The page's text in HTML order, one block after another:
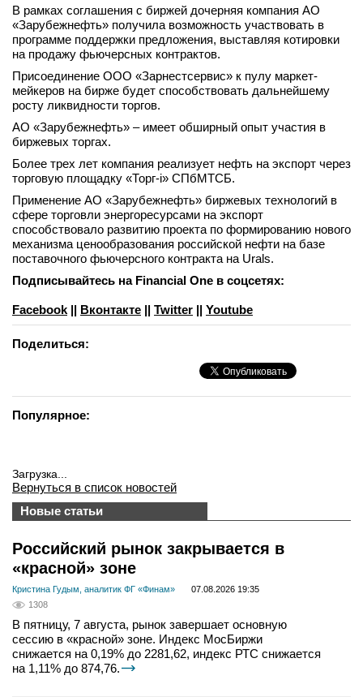
вконтакте
телеграм
Стать автором
Вход
В рамках соглашения с биржей дочерняя компания АО
«Зарубежнефть» получила возможность участвовать в
программе поддержки предложения, выставляя котировки
на продажу фьючерсных контрактов.
Присоединение ООО «Зарнестсервис» к пулу маркет-
мейкеров на бирже будет способствовать дальнейшему
росту ликвидности торгов.
АО «Зарубежнефть» – имеет обширный опыт участия в
биржевых торгах.
Более трех лет компания реализует нефть на экспорт через
торговую площадку «Торг-i» СПбМТСБ.
Применение АО «Зарубежнефть» биржевых технологий в
сфере торговли энергоресурсами на экспорт
способствовало развитию проекта по формированию нового
механизма ценообразования российской нефти на базе
поставочного фьючерсного контракта на Urals.
Подписывайтесь на Financial One в соцсетях:
Facebook || Вконтакте || Twitter || Youtube
Поделиться:
Популярное:
Загрузка...
Вернуться в список новостей
Новые статьи
Российский рынок закрывается в
«красной» зоне
Кристина Гудым, аналитик ФГ «Финам»
07.08.2026 19:35
1308
В пятницу, 7 августа, рынок завершает основную
сессию в «красной» зоне. Индекс МосБиржи
снижается на 0,19% до 2281,62, индекс РТС снижается
на 1,11% до 874,76.